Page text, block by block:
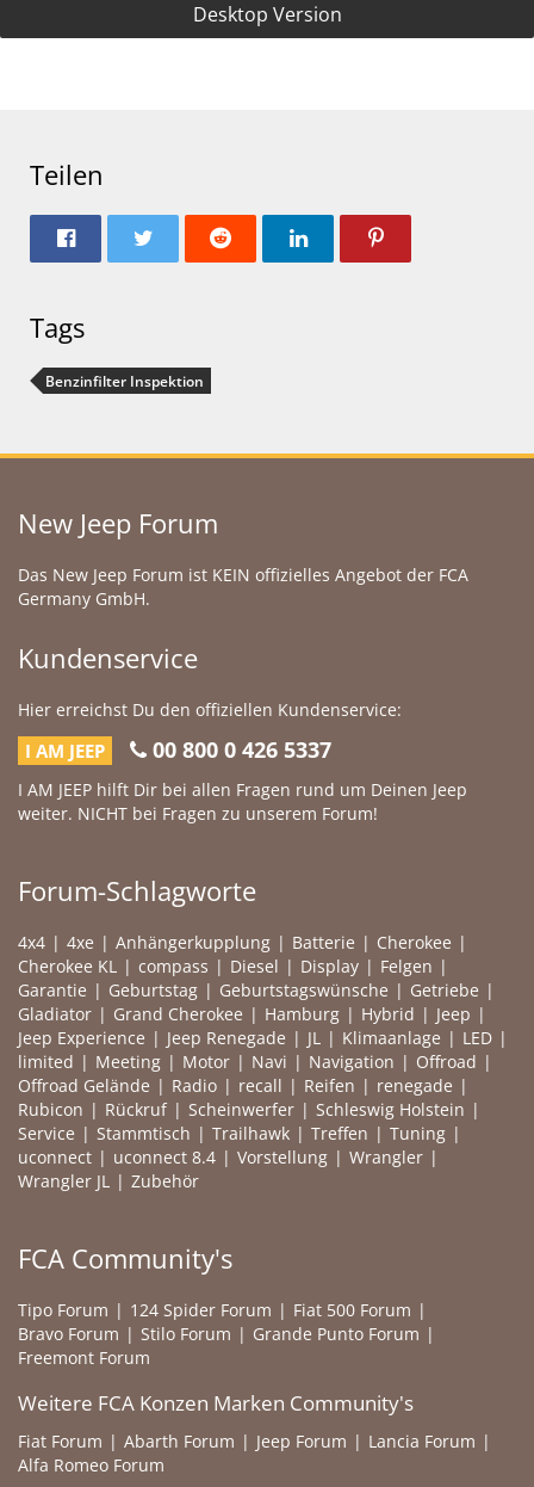
Desktop Version
Teilen
Tags
Benzinfilter Inspektion
New Jeep Forum
Das New Jeep Forum ist KEIN offizielles Angebot der FCA
Germany GmbH.
Kundenservice
Hier erreichst Du den offiziellen Kundenservice:
I AM JEEP 00 800 0 426 5337
I AM JEEP hilft Dir bei allen Fragen rund um Deinen Jeep
weiter. NICHT bei Fragen zu unserem Forum!
Forum-Schlagworte
4x4 4xe Anhängerkupplung Batterie
Cherokee
Cherokee KL
compass Diesel Display
Felgen
Garantie
Geburtstag Geburtstagswünsche
Getriebe
Gladiator
Grand Cherokee Hamburg Hybrid
Jeep
Jeep Experience
Jeep Renegade JL Klimaanlage
LED
limited
Meeting Motor Navi Navigation
Offroad
Offroad Gelände
Radio recall Reifen
renegade
Rubicon
Rückruf Scheinwerfer
Schleswig Holstein
Service
Stammtisch Trailhawk Treffen
Tuning
uconnect
uconnect 8.4 Vorstellung
Wrangler
Wrangler JL
Zubehör
FCA Community's
Tipo Forum 124 Spider Forum
Fiat 500 Forum
Bravo Forum
Stilo Forum
Grande Punto Forum
Freemont Forum
Weitere FCA Konzen Marken Community's
Fiat Forum Abarth Forum Jeep Forum
Lancia Forum
Alfa Romeo Forum